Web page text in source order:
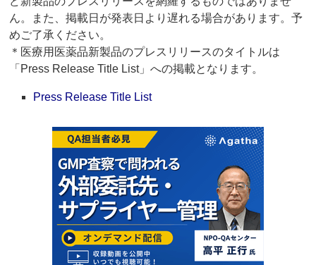
ん。また、掲載日が発表日より遅れる場合があります。予
めご了承ください。
＊医療用医薬品新製品のプレスリリースのタイトルは
「Press Release Title List」への掲載となります。
Press Release Title List